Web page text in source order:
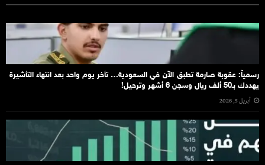
رسمياً: عقوبة صارمة تطبق الآن في السعودية… تأخر يوم واحد بعد انتهاء التأشيرة
يهددك بـ50 ألف ريال وسجن 6 أشهر وترحيل!
أبريل 5, 2026